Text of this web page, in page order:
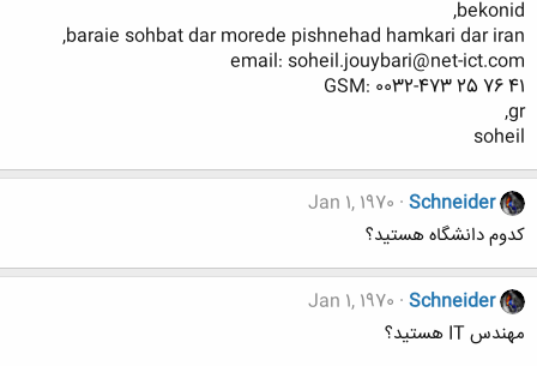
bekonid,
baraie sohbat dar morede pishnehad hamkari dar iran,
email: soheil.jouybari@net-ict.com
GSM: 0032-473 25 76 41
gr,
soheil
Schneider
Jan 1, 1970
کدوم دانشگاه هستید؟
Schneider
Jan 1, 1970
مهندس IT هستید؟